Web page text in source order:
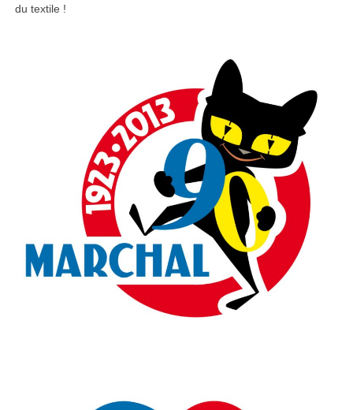
du textile !